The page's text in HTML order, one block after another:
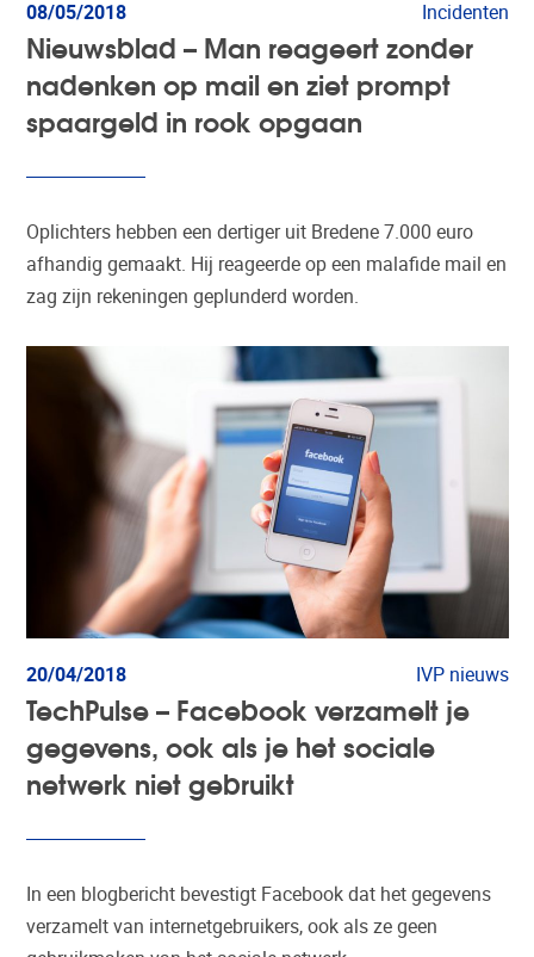
08/05/2018 Incidenten
Nieuwsblad – Man reageert zonder
nadenken op mail en ziet prompt
spaargeld in rook opgaan
Oplichters hebben een dertiger uit Bredene 7.000 euro
afhandig gemaakt. Hij reageerde op een malafide mail en
zag zijn rekeningen geplunderd worden.
20/04/2018 IVP nieuws
TechPulse – Facebook verzamelt je
gegevens, ook als je het sociale
netwerk niet gebruikt
In een blogbericht bevestigt Facebook dat het gegevens
verzamelt van internetgebruikers, ook als ze geen